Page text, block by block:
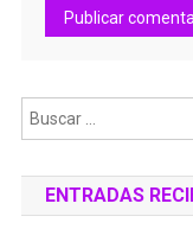
ENTRADAS